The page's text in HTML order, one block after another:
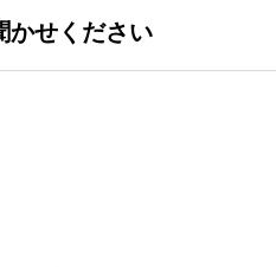
かせください